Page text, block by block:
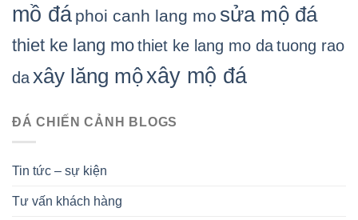
mồ đá phoi canh lang mo sửa mộ đá
thiet ke lang mothiet ke lang mo datuong rao
daxây lăng mộxây mộ đá
ĐÁ CHIẾN CẢNH BLOGS
Tin tức – sự kiện
Tư vấn khách hàng